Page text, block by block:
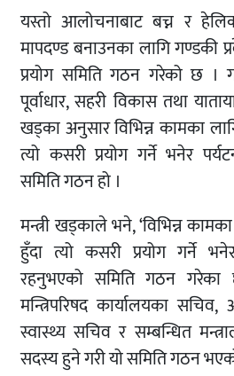
यस्तो आलोचनाबाट बच्न र
मापदण्ड बनाउनका लागि गण्डकी
प्रयोग समिति गठन गरेको छ ।
पूर्वाधार, सहरी विकास तथा
खड्का अनुसार विभिन्न कामका
त्यो कसरी प्रयोग गर्ने भनेर
समिति गठन हो ।
मन्त्री खड्काले भने, ‘विभिन्न
हुँदा त्यो कसरी प्रयोग गर्ने
रहनुभएको समिति गठन गरेका
मन्त्रिपरिषद कार्यालयका
स्वास्थ्य सचिव र सम्बन्धित
सदस्य हुने गरी यो समिति गठन